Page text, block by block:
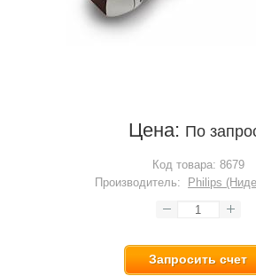
Цена: По
Код товара: 8679
Производитель:
Philips
Запросить счет